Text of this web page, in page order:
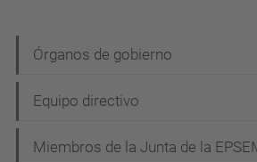
a
v
Órganos de gobierno
Equipo directivo
Miembros de la Junta de la